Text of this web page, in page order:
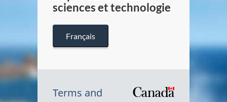
sciences et technologie
Français
Terms and